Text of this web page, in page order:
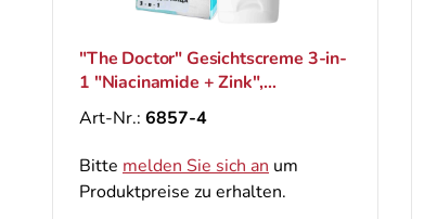
"The Doctor" Gesichtscreme 3-in-
1 "Niacinamide + Zink",
Hautfettigkeit und ebenmäßiger
Hautton, 40 ml
Art-Nr.: 6857-4
Bitte melden Sie sich an um
Produktpreise zu erhalten.